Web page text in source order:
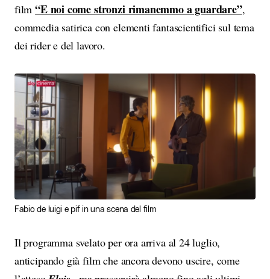
film“E noi come stronzi rimanemmo a guardare”,
commedia satirica con elementi fantascientifici sul tema
dei rider e del lavoro.
Fabio de luigi e pif in una scena del film
Il programma svelato per ora arriva al 24 luglio,
anticipando già film che ancora devono uscire, come